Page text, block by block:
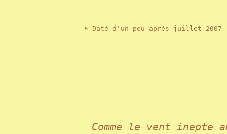
➤ Daté d'un peu après juillet 2007
Comme le vent